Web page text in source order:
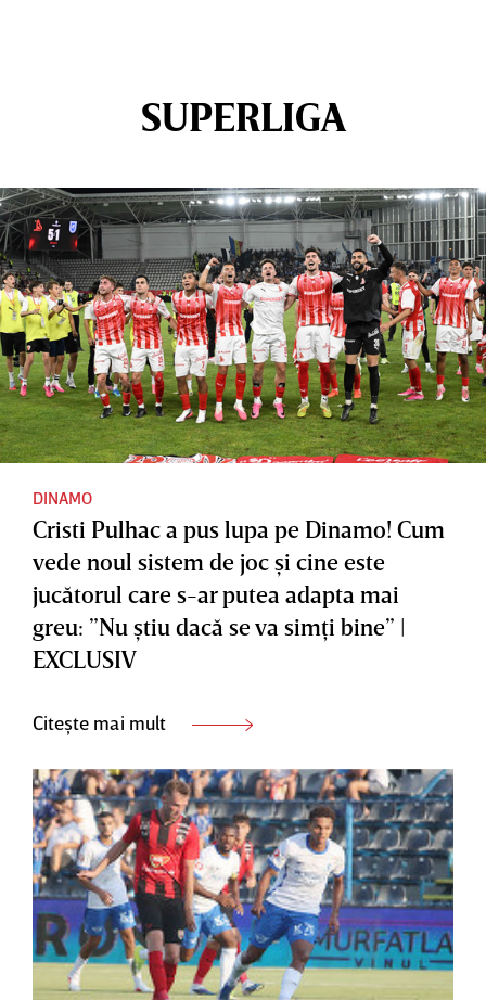
SUPERLIGA
DINAMO
Cristi Pulhac a pus lupa pe Dinamo! Cum
vede noul sistem de joc şi cine este
jucătorul care s-ar putea adapta mai
greu: ”Nu ştiu dacă se va simţi bine” |
EXCLUSIV
Citește mai mult